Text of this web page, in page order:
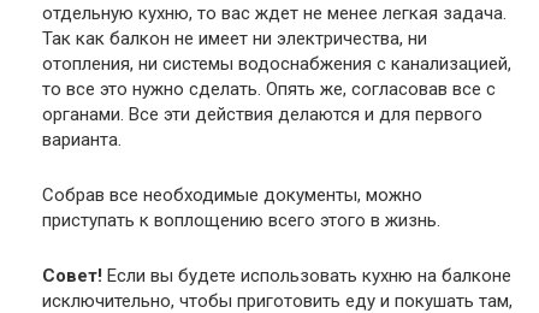
отдельную кухню, то вас ждет не менее легкая задача.
Так как балкон не имеет ни электричества, ни
отопления, ни системы водоснабжения с канализацией,
то все это нужно сделать. Опять же, согласовав все с
органами. Все эти действия делаются и для первого
варианта.
Собрав все необходимые документы, можно
приступать к воплощению всего этого в жизнь.
Совет! Если вы будете использовать кухню на балконе
исключительно, чтобы приготовить еду и покушать там,